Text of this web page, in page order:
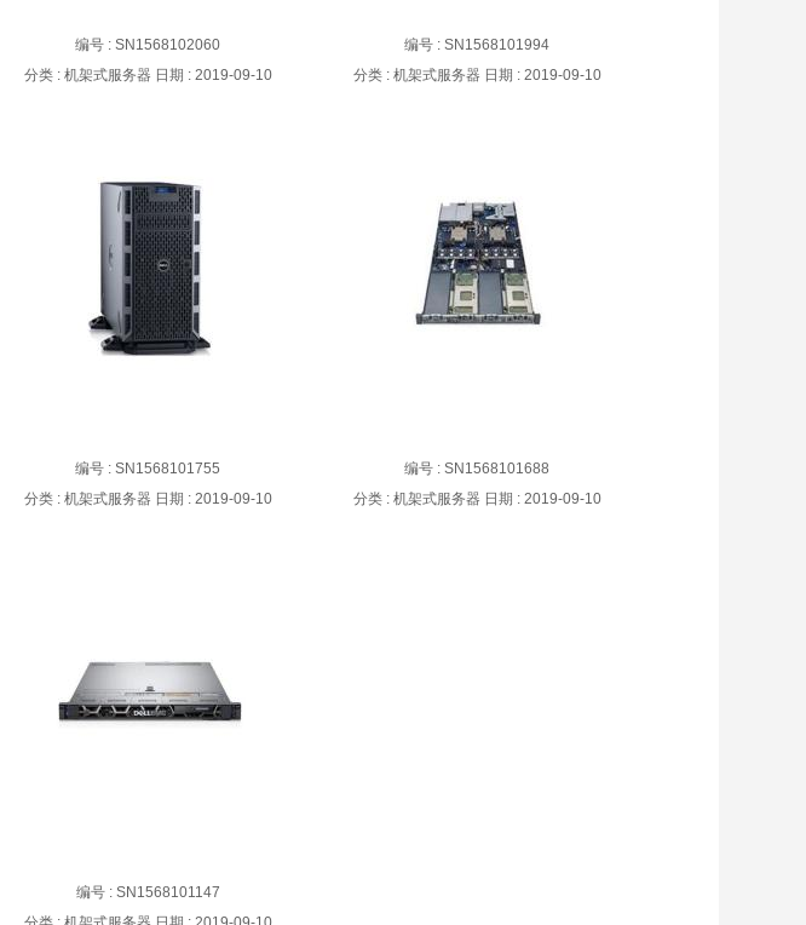
PowerEdge R340机架式服务器
编号 : SN1568102060
分类 : 机架式服务器 日期 : 2019-09-10
PowerEdge R740xd2机架式服务器
编号 : SN1568101994
分类 : 机架式服务器 日期 : 2019-09-10
PowerEdge T330塔式服务器
编号 : SN1568101755
分类 : 机架式服务器 日期 : 2019-09-10
PowerEdge C4130机架式服务器
编号 : SN1568101688
分类 : 机架式服务器 日期 : 2019-09-10
PowerEdge R440 机架式服务器
编号 : SN1568101147